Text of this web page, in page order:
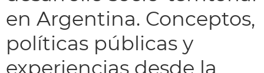
en Argentina. Conceptos,
políticas públicas y
experiencias desde la